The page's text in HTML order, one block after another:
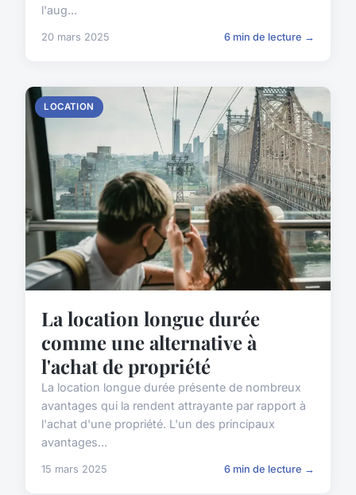
l'aug...
20 mars 2025 6 min de lecture →
LOCATION
La location longue durée
comme une alternative à
l'achat de propriété
La location longue durée présente de nombreux
avantages qui la rendent attrayante par rapport à
l'achat d'une propriété. L'un des principaux
avantages...
15 mars 2025 6 min de lecture →